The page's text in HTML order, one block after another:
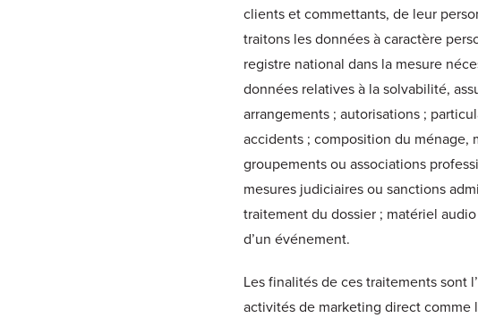
clients et commettants, de leur
traitons les données à caractère
registre national dans la mesure
données relatives à la solvabilité,
arrangements ; autorisations ;
accidents ; composition du ménage,
groupements ou associations
mesures judiciaires ou sanctions
traitement du dossier ; matériel
d’un événement.
Les finalités de ces traitements sont
activités de marketing direct comme